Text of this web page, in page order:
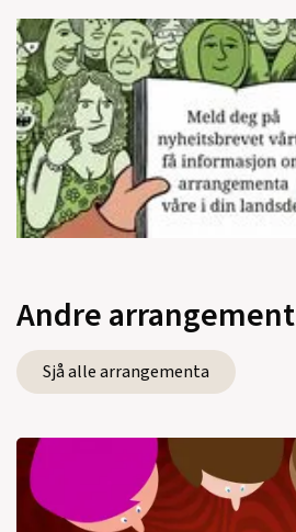
Andre arrangement
Sjå alle arrangementa